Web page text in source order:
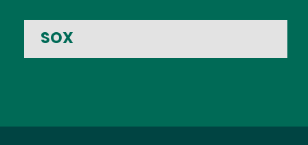
SOX